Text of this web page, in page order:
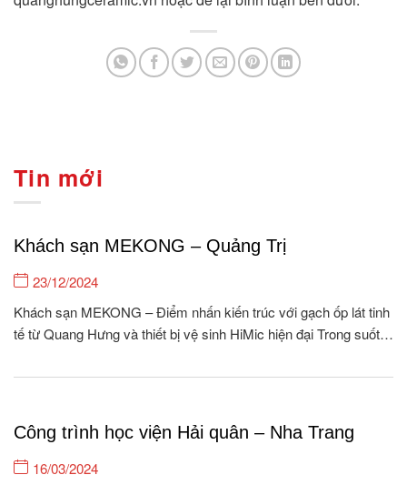
Tin mới
Khách sạn MEKONG – Quảng Trị
23/12/2024
Khách sạn MEKONG – Điểm nhấn kiến trúc với gạch ốp lát tinh
tế từ Quang Hưng và thiết bị vệ sinh HiMic hiện đại Trong suốt
cung cấp gạch ốp lát & Thiết bị vệ...
Công trình học viện Hải quân – Nha Trang
16/03/2024